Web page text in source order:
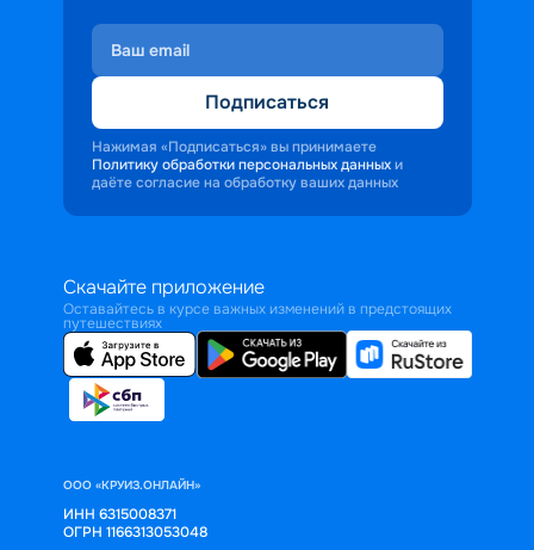
Подписаться
Нажимая «Подписаться» вы принимаете
Политику обработки персональных данных и
даёте согласие на обработку ваших данных
Скачайте приложение
Оставайтесь в курсе важных изменений в предстоящих
путешествиях
ООО «КРУИЗ.ОНЛАЙН»
ИНН 6315008371
ОГРН 1166313053048